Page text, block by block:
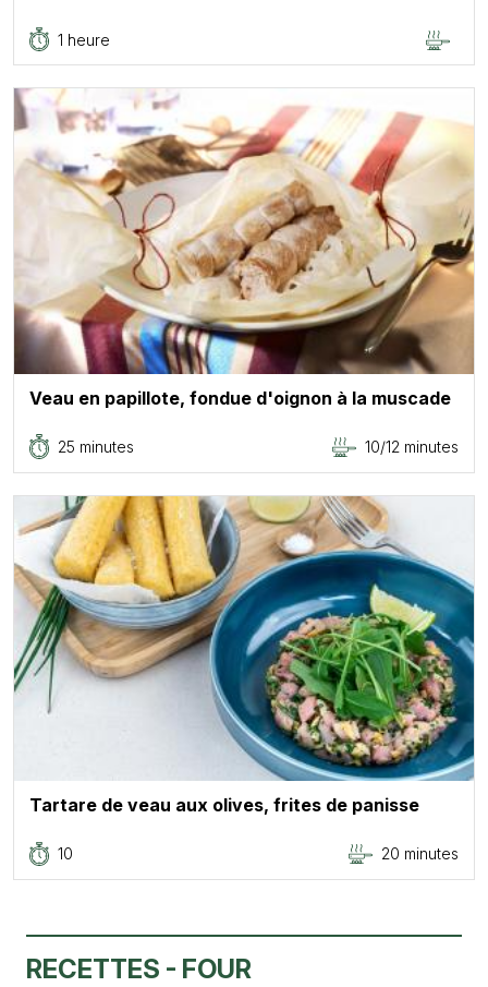
1 heure
Veau en papillote, fondue d'oignon à la muscade
25 minutes 10/12 minutes
Tartare de veau aux olives, frites de panisse
10 20 minutes
RECETTES - FOUR